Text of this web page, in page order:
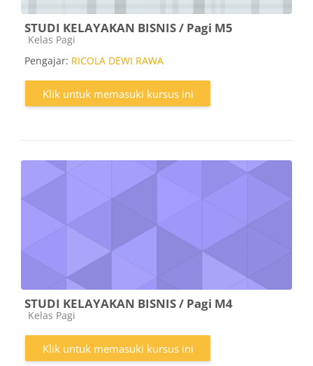
STUDI KELAYAKAN BISNIS / Pagi M5
Kategori kursus
Kelas Pagi
Pengajar: RICOLA DEWI RAWA
Klik untuk memasuki kursus ini
STUDI KELAYAKAN BISNIS / Pagi M4
Kategori kursus
Kelas Pagi
Klik untuk memasuki kursus ini